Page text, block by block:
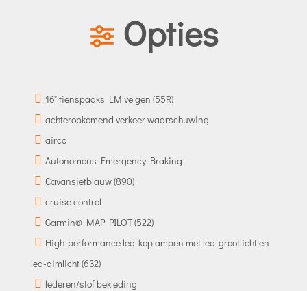
Opties
16" tienspaaks LM velgen (55R)
achteropkomend verkeer waarschuwing
airco
Autonomous Emergency Braking
Cavansietblauw (890)
cruise control
Garmin® MAP PILOT (522)
High-performance led-koplampen met led-grootlicht en
led-dimlicht (632)
lederen/stof bekleding